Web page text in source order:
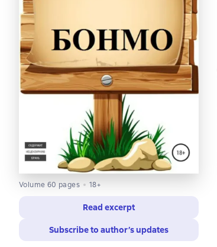
Volume 60 pages 18+
Read excerpt
Subscribe to author’s updates